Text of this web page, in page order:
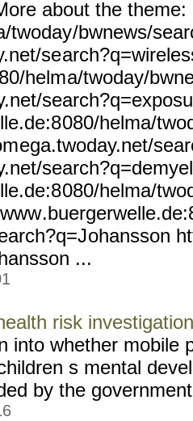
about the
twoday/bwnews/
se
helma/twoday/
080/helma/
ega.twoday.net/
080/helma/
ohansson
...
risk investigation
into whether mobile
s mental
by the